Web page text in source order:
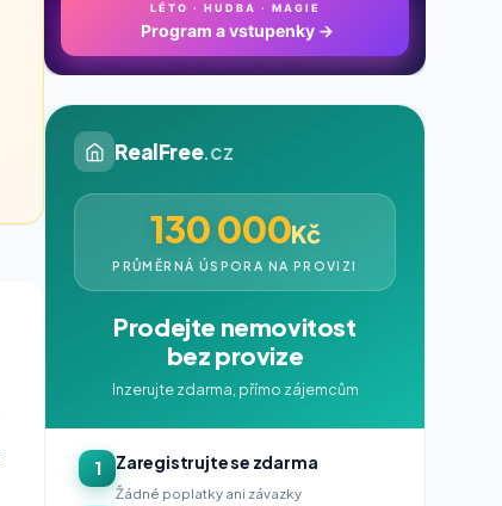
LÉTO · HUDBA · MAGIE
Program a vstupenky →
RealFree.cz
130 000Kč
PRŮMĚRNÁ ÚSPORA NA PROVIZI
Prodejte nemovitost
bez provize
Inzerujte zdarma, přímo zájemcům
1 Zaregistrujte se zdarma
Žádné poplatky ani závazky